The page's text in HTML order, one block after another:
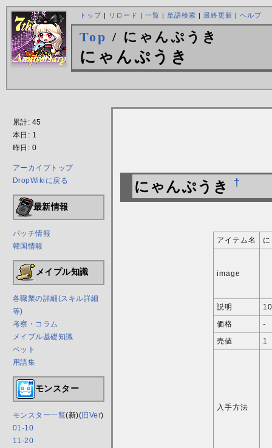
トップ| リロード | 一覧 | 単語検索 | 最終更新 | ヘルプ
Top / にゃんぷうき
にゃんぷうき
累計: 45
本日: 1
昨日: 0
アーカイブトップ
DropWikiに戻る
最新情報
パッチ情報
韓国情報
メイプル知識
各職業の詳細(スキル詳細
等)
考察・コラム
メイプル基礎知識
ペット
用語集
モンスター
モンスター一覧(新)( 旧Ver)
01-10
11-20
にゃんぷうき †
アイテム名
image
説明
価格
-
売値
1
入手方法